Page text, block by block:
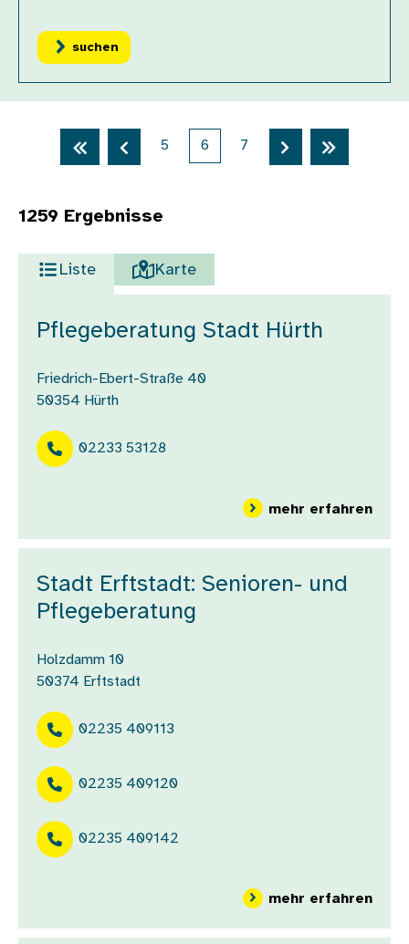
Geofield
from
Seitennummerierung
Erste SeiteVorherige Seite
5 6 7 Nächste Seite
Letzte
1259 Ergebnisse
Liste Karte
Pflegeberatung Stadt Hürth
Friedrich-Ebert-Straße 40
50354 Hürth
02233 53128
mehr erfahrenüber
Stadt Erftstadt: Senioren- und
Pflegeberatung
Holzdamm 10
50374 Erftstadt
02235 409113
02235 409120
02235 409142
mehr erfahrenüber